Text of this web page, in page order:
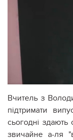
Вчитель з
підтримати
сьогодні
звичайне а-ля